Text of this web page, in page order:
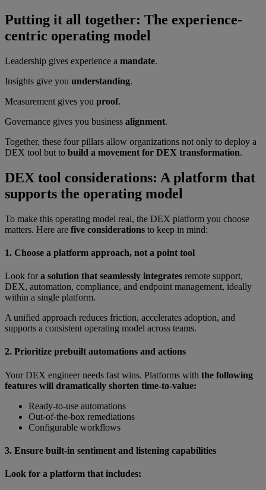
Putting it all together: The experience-
centric operating model
Leadership gives experience a mandate.
Insights give you understanding.
Measurement gives you proof.
Governance gives you business alignment.
Together, these four pillars allow organizations not only to deploy a
DEX tool but to build a movement for DEX transformation.
DEX tool considerations: A platform that
supports the operating model
To make this operating model real, the DEX platform you choose
matters. Here are five considerations to keep in mind:
1. Choose a platform approach, not a point tool
Look fora solution that seamlessly integrates remote support,
DEX, automation, compliance, and endpoint management, ideally
within a single platform.
A unified approach reduces friction, accelerates adoption, and
supports a consistent operating model across teams.
2. Prioritize prebuilt automations and actions
Your DEX engineer needs fast wins. Platforms with the following
features will dramatically shorten time-to-value:
Ready-to-use automations
Out-of-the-box remediations
Configurable workflows
3. Ensure built-in sentiment and listening capabilities
Look for a platform that includes: